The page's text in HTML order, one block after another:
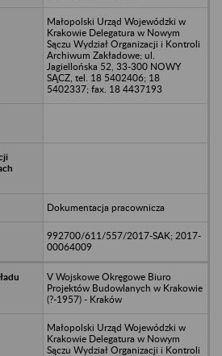
Małopolski Urząd Wojewódzki w
Krakowie Delegatura w Nowym
Sączu Wydział Organizacji i Kontroli
Archiwum Zakładowe; ul.
Jagiellońska 52, 33-300 NOWY
SĄCZ, tel. 18 5402406; 18
5402337; fax. 18 4437193
Dokumentacja pracownicza
992700/611/557/2017-SAK; 2017-
00064009
V Wojskowe Okręgowe Biuro
Projektów Budowlanych w Krakowie
(?-1957) - Kraków
Małopolski Urząd Wojewódzki w
Krakowie Delegatura w Nowym
Sączu Wydział Organizacji i Kontroli